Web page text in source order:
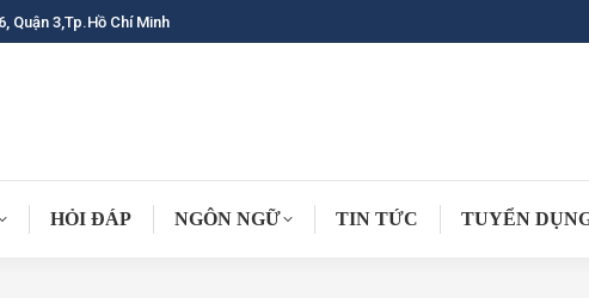
Quận 3,Tp.Hồ Chí Minh
HỎI ĐÁP NGÔN NGỮ TIN TỨC TUYỂN